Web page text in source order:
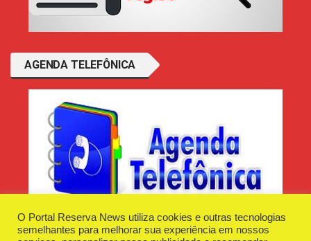
AGENDA TELEFÔNICA
O Portal Reserva News utiliza cookies e outras tecnologias
semelhantes para melhorar sua experiência em nossos